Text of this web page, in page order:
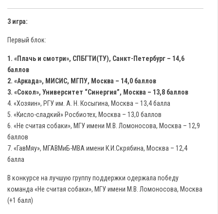
3 игра:
Первый блок:
1. «Плачь и смотри», СПБГТИ(ТУ), Санкт-Петербург – 14,6
баллов
2. «Аркада», МИСИС, МГПУ, Москва – 14,0 баллов
3. «Сокол», Университет “Синергия”, Москва – 13,8 баллов
4. «Хозяин», РГУ им. А. Н. Косыгина, Москва – 13,4 балла
5. «Кисло-сладкий» Росбиотех, Москва – 13,0 баллов
6. «Не считая собаки», МГУ имени М.В. Ломоносова, Москва – 12,9
баллов
7. «ГавМяу», МГАВМиБ-МВА имени К.И.Скрябина, Москва – 12,4
балла
В конкурсе на лучшую группу поддержки одержала победу
команда «Не считая собаки», МГУ имени М.В. Ломоносова, Москва
(+1 балл)